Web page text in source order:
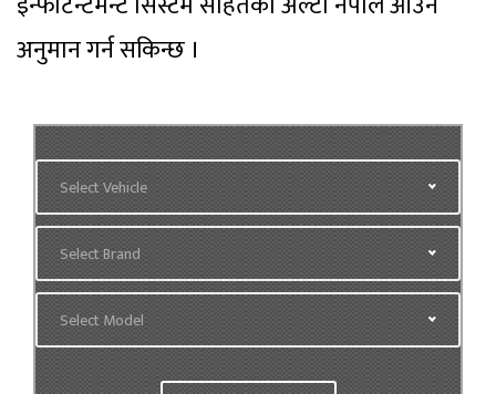
अनुमान गर्न सकिन्छ ।
Select Vehicle
Select Brand
Select Model